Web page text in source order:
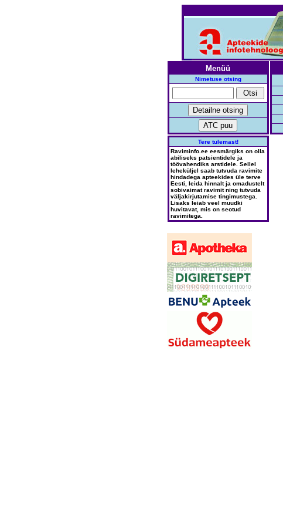
Menüü
Nimetuse otsing
Tere tulemast!
Raviminfo.ee eesmärgiks on olla
abiliseks patsientidele ja
töövahendiks arstidele. Sellel
leheküljel saab tutvuda ravimite
hindadega apteekides üle terve
Eesti, leida hinnalt ja omadustelt
sobivaimat ravimit ning tutvuda
väljakirjutamise tingimustega.
Lisaks leiab veel muudki
huvitavat, mis on seotud
ravimitega.